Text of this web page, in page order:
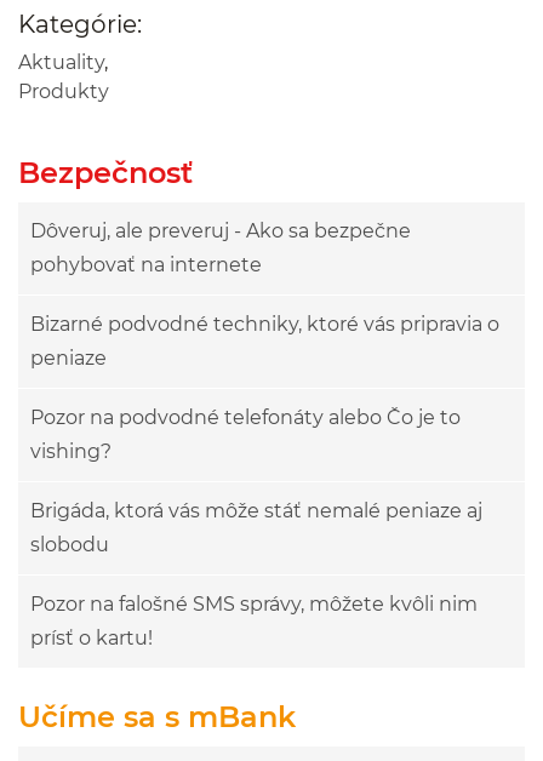
Kategórie:
Aktuality,
Produkty
Bezpečnosť
Dôveruj, ale preveruj - Ako sa bezpečne
pohybovať na internete
Bizarné podvodné techniky, ktoré vás pripravia o
peniaze
Pozor na podvodné telefonáty alebo Čo je to
vishing?
Brigáda, ktorá vás môže stáť nemalé peniaze aj
slobodu
Pozor na falošné SMS správy, môžete kvôli nim
prísť o kartu!
Učíme sa s mBank